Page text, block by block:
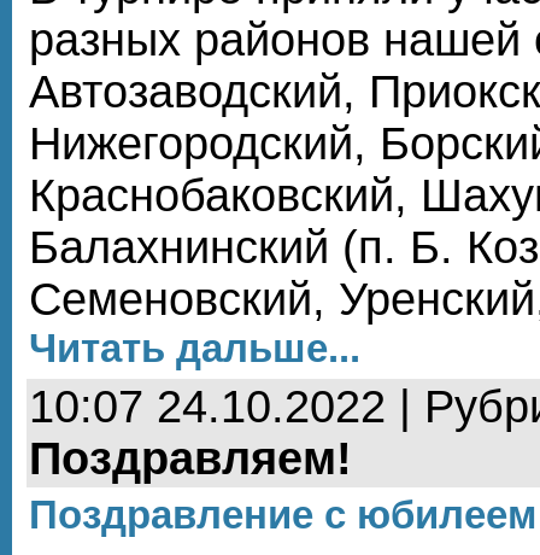
разных районов нашей
Автозаводский,
Нижегородский,
Краснобаковский,
Балахнинский (п. Б.
Семеновский,
Читать дальше...
10:07 24.10.2022 |
Поздравляем!
Поздравление с